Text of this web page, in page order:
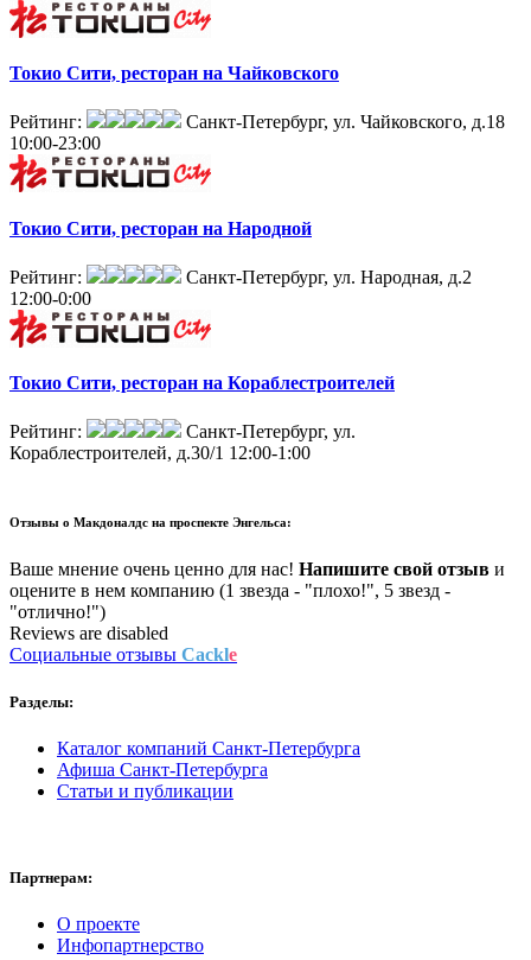
Токио Сити, ресторан на Чайковского
Рейтинг:
Санкт-Петербург, ул. Чайковского, д.18
10:00-23:00
Токио Сити, ресторан на Народной
Рейтинг:
Санкт-Петербург, ул. Народная, д.2
12:00-0:00
Токио Сити, ресторан на Кораблестроителей
Рейтинг:
Санкт-Петербург, ул.
Кораблестроителей, д.30/1 12:00-1:00
Отзывы о Макдоналдс на проспекте Энгельса:
Ваше мнение очень ценно для нас! Напишите свой отзыв и
оцените в нем компанию (1 звезда - "плохо!", 5 звезд -
"отлично!")
Reviews are disabled
Социальные отзывы Cackle
Разделы:
Каталог компаний Санкт-Петербурга
Афиша Санкт-Петербурга
Статьи и публикации
Партнерам:
О проекте
Инфопартнерство